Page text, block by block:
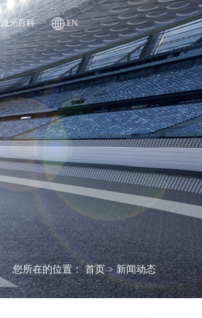
激光百科 EN
您所在的位置： 首页 > 新闻动态